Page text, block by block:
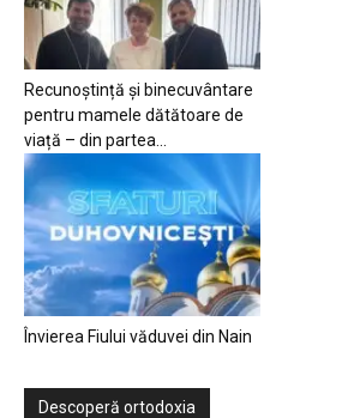
Recunoștință și binecuvântare
pentru mamele dătătoare de
viață – din partea...
Învierea Fiului văduvei din Nain
Descoperă ortodoxia